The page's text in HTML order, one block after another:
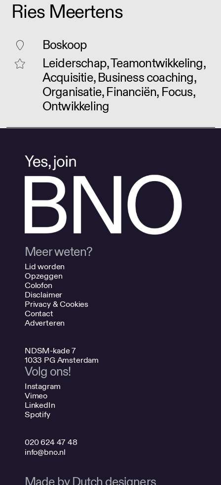
Ries Meertens
Boskoop
Leiderschap, Teamontwikkeling,
Acquisitie, Business coaching,
Organisatie, Financiën, Focus,
Ontwikkeling
Meer weten?
Lid worden
Opzeggen
Colofon
Disclaimer
Privacy & Cookies
Contact
Adverteren
NDSM-kade 7
1033 PG Amsterdam
Volg ons!
Instagram
Vimeo
LinkedIn
Spotify
020 624 47 48
info@bno.nl